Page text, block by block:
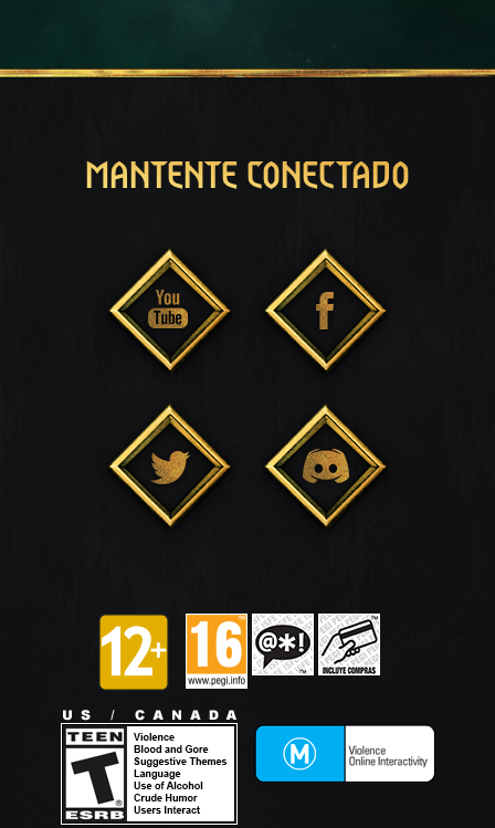
MANTENTE CONECTADO